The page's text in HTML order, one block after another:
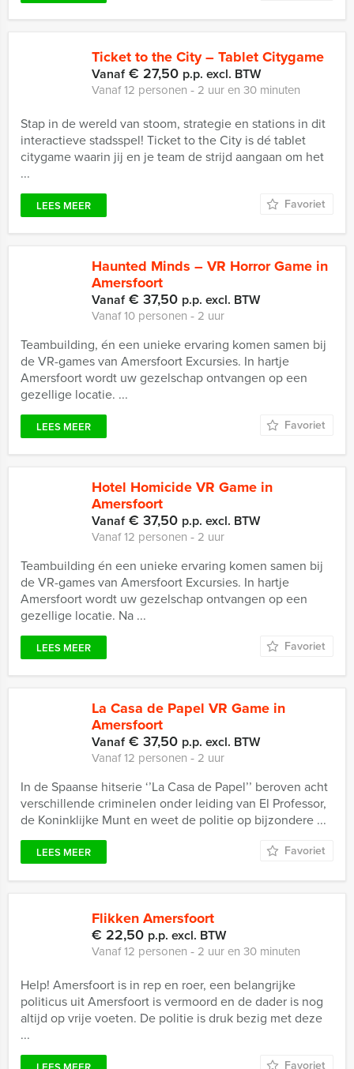
Ticket to the City – Tablet Citygame
Vanaf€ 27,50 p.p. excl. BTW
Vanaf 12 personen ‐ 2 uur en 30 minuten
Stap in de wereld van stoom, strategie en stations in dit
interactieve stadsspel! Ticket to the City is dé tablet
citygame waarin jij en je team de strijd aangaan om het
...
LEES MEER Favoriet
Haunted Minds – VR Horror Game in
Amersfoort
Vanaf€ 37,50 p.p. excl. BTW
Vanaf 10 personen ‐ 2 uur
Teambuilding, én een unieke ervaring komen samen bij
de VR-games van Amersfoort Excursies. In hartje
Amersfoort wordt uw gezelschap ontvangen op een
gezellige locatie. ...
LEES MEER Favoriet
Hotel Homicide VR Game in
Amersfoort
Vanaf€ 37,50 p.p. excl. BTW
Vanaf 12 personen ‐ 2 uur
Teambuilding én een unieke ervaring komen samen bij
de VR-games van Amersfoort Excursies. In hartje
Amersfoort wordt uw gezelschap ontvangen op een
gezellige locatie. Na ...
LEES MEER Favoriet
La Casa de Papel VR Game in
Amersfoort
Vanaf€ 37,50 p.p. excl. BTW
Vanaf 12 personen ‐ 2 uur
In de Spaanse hitserie ‘’La Casa de Papel’’ beroven acht
verschillende criminelen onder leiding van El Professor,
de Koninklijke Munt en weet de politie op bijzondere ...
LEES MEER Favoriet
Flikken Amersfoort
€ 22,50 p.p. excl. BTW
Vanaf 12 personen ‐ 2 uur en 30 minuten
Help! Amersfoort is in rep en roer, een belangrijke
politicus uit Amersfoort is vermoord en de dader is nog
altijd op vrije voeten. De politie is druk bezig met deze
...
Favoriet